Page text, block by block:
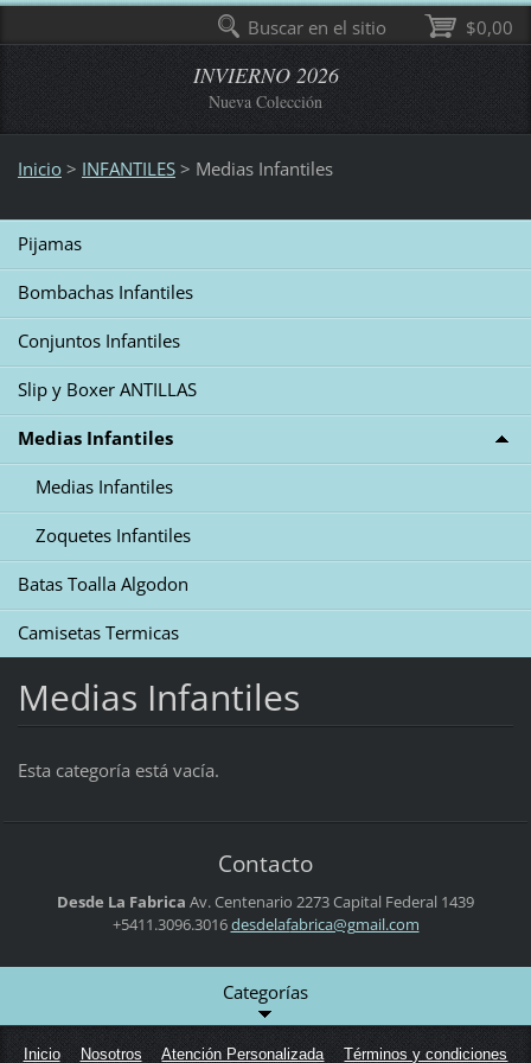
INVIERNO 2026
Nueva Colección
Inicio > INFANTILES > Medias Infantiles
Pijamas
Bombachas Infantiles
Conjuntos Infantiles
Slip y Boxer ANTILLAS
Medias Infantiles
Medias Infantiles
Zoquetes Infantiles
Batas Toalla Algodon
Camisetas Termicas
Medias Infantiles
Esta categoría está vacía.
Contacto
Desde La Fabrica Av. Centenario 2273Capital Federal 1439
+5411.3096.3016desdelafabrica@gmail.com
Categorías
Inicio Nosotros Atención Personalizada Términos y condiciones
$0,00
Buscar en el sitio